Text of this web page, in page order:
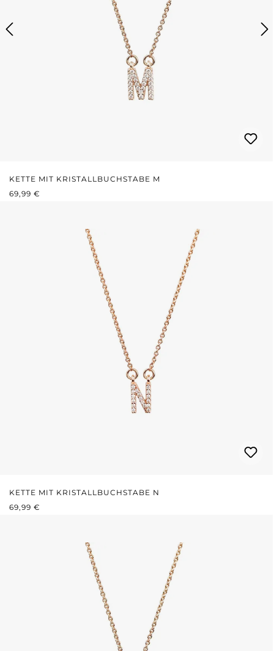
KETTE MIT KRISTALLBUCHSTABE M
REGULÄRER PREIS:
69,99 €
KETTE MIT KRISTALLBUCHSTABE N
REGULÄRER PREIS:
69,99 €